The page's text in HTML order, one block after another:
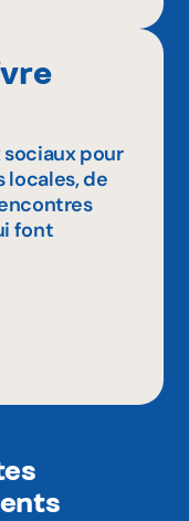
pour
locales, de
font